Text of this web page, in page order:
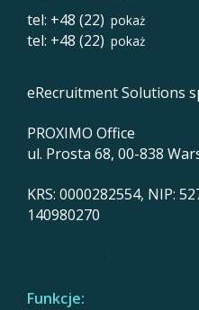
tel: +48 (22) pokaż
tel: +48 (22) pokaż
eRecruitment Solutions
PROXIMO Office
ul. Prosta 68, 00-838
KRS: 0000282554, NIP:
140980270
Funkcje: